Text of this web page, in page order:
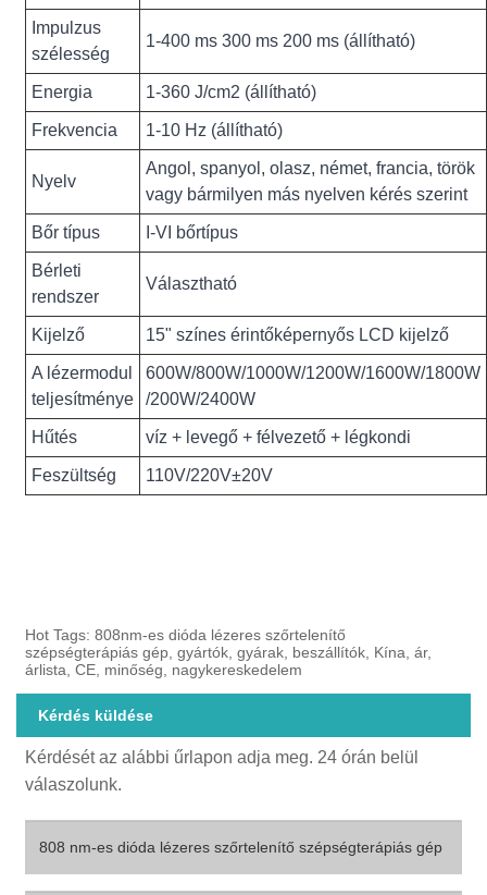
Impulzus
szélesség
1-400 ms 300 ms 200 ms (állítható)
Energia 1-360 J/cm2 (állítható)
Frekvencia 1-10 Hz (állítható)
Nyelv
Angol, spanyol, olasz, német, francia, török ​​
vagy bármilyen más nyelven kérés szerint
Bőr típus I-VI bőrtípus
Bérleti
rendszer
Választható
Kijelző 15" színes érintőképernyős LCD kijelző
A lézermodul
teljesítménye
600W/800W/1000W/1200W/1600W/1800W
/200W/2400W
Hűtés víz + levegő + félvezető + légkondi
Feszültség 110V/220V±20V
Hot Tags: 808nm-es dióda lézeres szőrtelenítő
szépségterápiás gép, gyártók, gyárak, beszállítók, Kína, ár,
árlista, CE, minőség, nagykereskedelem
Kérdés küldése
Kérdését az alábbi űrlapon adja meg. 24 órán belül
válaszolunk.